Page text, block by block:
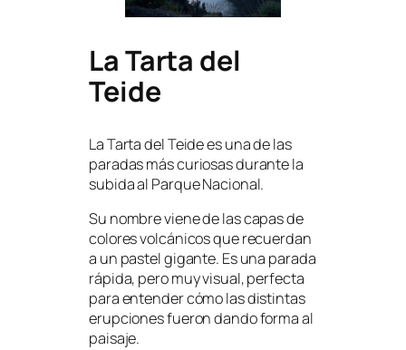
La Tarta del
Teide
La Tarta del Teide es una de las
paradas más curiosas durante la
subida al Parque Nacional.
Su nombre viene de las capas de
colores volcánicos que recuerdan
a un pastel gigante. Es una parada
rápida, pero muy visual, perfecta
para entender cómo las distintas
erupciones fueron dando forma al
paisaje.